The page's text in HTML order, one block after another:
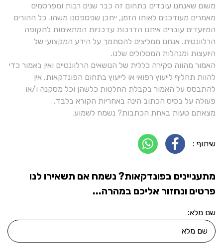
משום שאנחנו עובדים בתחום זה כבר שנים רבות ומפרסמים
מאמרים מעודכנים לאותו הזמן, ייתכן שפספסנו משהו. כל ההורים
המיועדים עוברים איתנו הדרכות עדכניות המתאימות לתקופה
הרלוונטית. אנחנו ממליצים להסתמך על הידע המקצועי של
היועצות ומנהלות המסלולים שלנו.
האמור מהווה סקירה כללית של הנושאים הרלוונטיים ואין באמור כדי
להוות תחליף לייעוץ רפואי או לייעוץ בתחום הפונדקאות. אין
להתבסס על האמור בקבלת החלטות כלשהן וכל מסקנה ו/או
פעולה על בסיס הכתוב הינה באחריות הקורא בלבד.
מצאתם טעות באחת הכתבות? נשמח לשמוע.
שיתוף :
מתעניינים בפונדקאות? נשמח אם תשאירו לנו
פרטים ונחזור אליכם במהרה...
שם מלא: